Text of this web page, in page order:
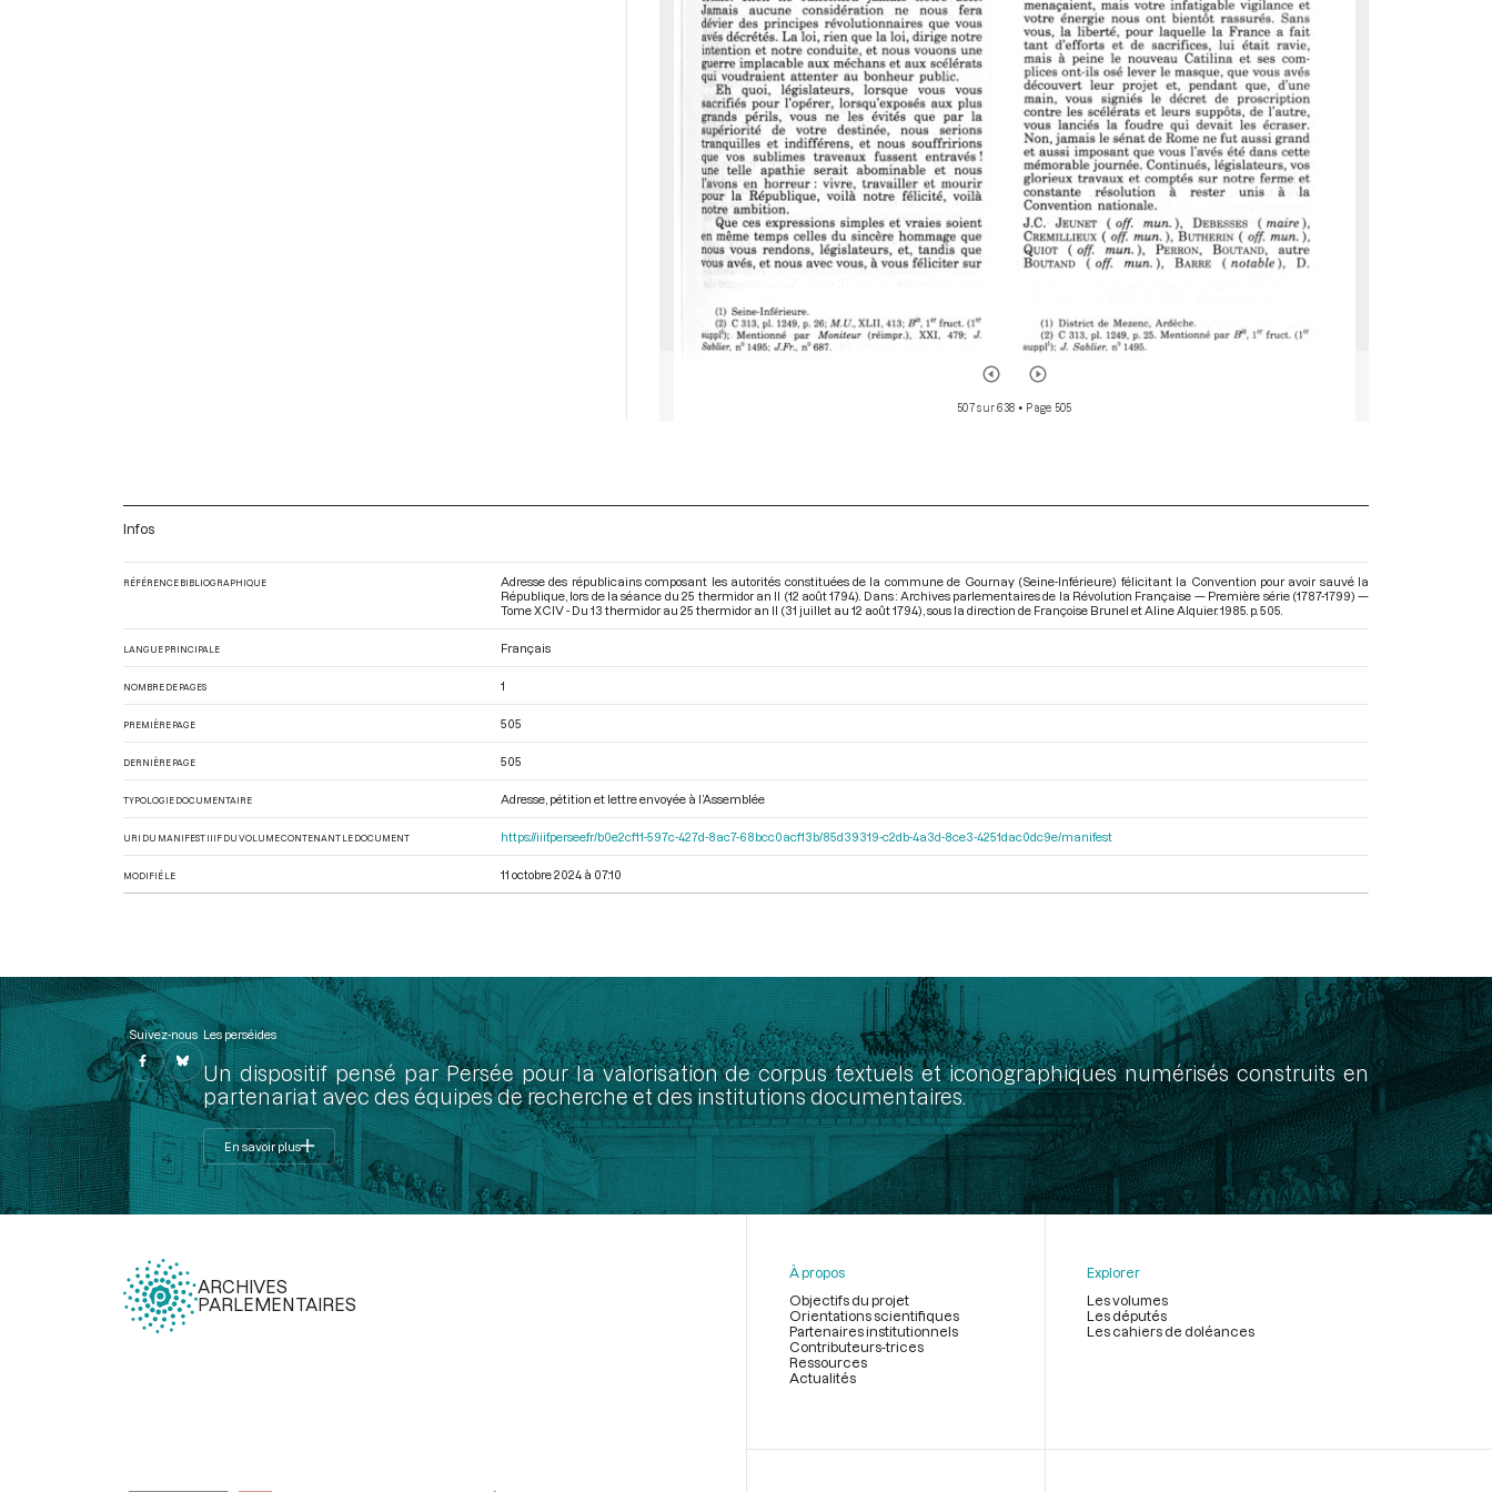
507 sur 638 • Page 505
Infos
RÉFÉRENCE BIBLIOGRAPHIQUE
Adresse des républicains composant les autorités constituées de la commune de Gournay (Seine-Inférieure) félicitant la Convention pour avoir sauvé la
République, lors de la séance du 25 thermidor an II (12 août 1794). Dans : Archives parlementaires de la Révolution Française — Première série (1787-1799) —
Tome XCIV - Du 13 thermidor au 25 thermidor an II (31 juillet au 12 août 1794) , sous la direction de Françoise Brunel et Aline Alquier. 1985. p. 505.
LANGUE PRINCIPALE Français
NOMBRE DE PAGES 1
PREMIÈRE PAGE 505
DERNIÈRE PAGE 505
TYPOLOGIE DOCUMENTAIRE Adresse, pétition et lettre envoyée à l’Assemblée
URI DU MANIFEST IIIF DU VOLUME CONTENANT LE DOCUMENT https://iiif.persee.fr/b0e2cf11-597c-427d-8ac7-68bcc0acf13b/85d39319-c2db-4a3d-8ce3-4251dac0dc9e/manifest
MODIFIÉ LE 11 octobre 2024 à 07:10
Suivez-nous Les perséides
Un dispositif pensé par Persée pour la valorisation de corpus textuels et iconographiques numérisés construits en
partenariat avec des équipes de recherche et des institutions documentaires.
En savoir plus
ARCHIVES
PARLEMENTAIRES
À propos
Objectifs du projet
Orientations scientifiques
Partenaires institutionnels
Contributeurs-trices
Ressources
Actualités
Explorer
Les volumes
Les députés
Les cahiers de doléances